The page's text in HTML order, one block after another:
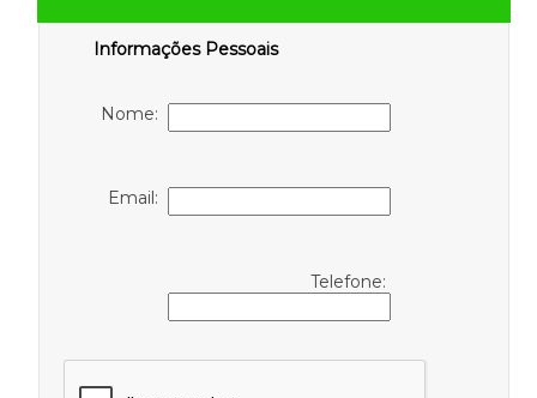
Informações Pessoais
Nome:
Email:
Telefone: